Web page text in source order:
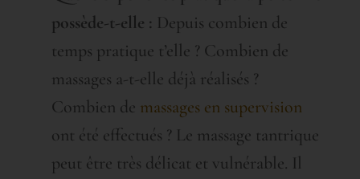
possède-t-elle : Depuis combien de
temps pratique t’elle ? Combien de
massages a-t-elle déjà réalisés ?
Combien de massages en supervision
ont été effectués ? Le massage tantrique
peut être très délicat et vulnérable. Il